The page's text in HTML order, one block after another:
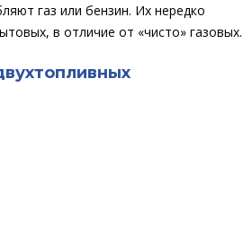
газ или бензин. Их нередко
в отличие от «чисто» газовых.